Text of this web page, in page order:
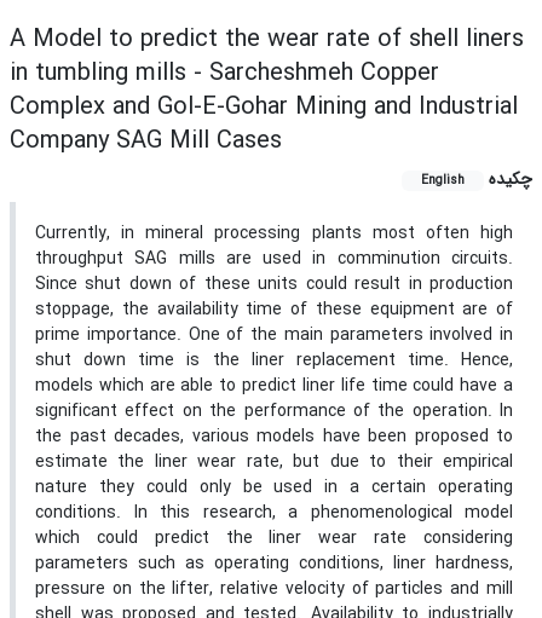
A Model to predict the wear rate of shell liners
in tumbling mills - Sarcheshmeh Copper
Complex and Gol-E-Gohar Mining and Industrial
Company SAG Mill Cases
چکیده English
Currently, in mineral processing plants most often high
throughput SAG mills are used in comminution circuits.
Since shut down of these units could result in production
stoppage, the availability time of these equipment are of
prime importance. One of the main parameters involved in
shut down time is the liner replacement time. Hence,
models which are able to predict liner life time could have a
significant effect on the performance of the operation. In
the past decades, various models have been proposed to
estimate the liner wear rate, but due to their empirical
nature they could only be used in a certain operating
conditions. In this research, a phenomenological model
which could predict the liner wear rate considering
parameters such as operating conditions, liner hardness,
pressure on the lifter, relative velocity of particles and mill